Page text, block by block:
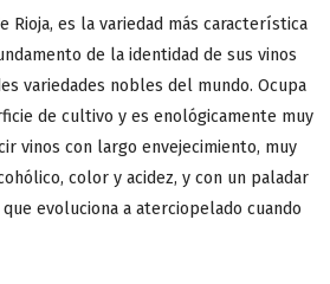
Rioja, es la variedad más característica
de la identidad de sus vinos
variedades nobles del mundo. Ocupa
de cultivo y es enológicamente muy
vinos con largo envejecimiento, muy
color y acidez, y con un paladar
evoluciona a aterciopelado cuando